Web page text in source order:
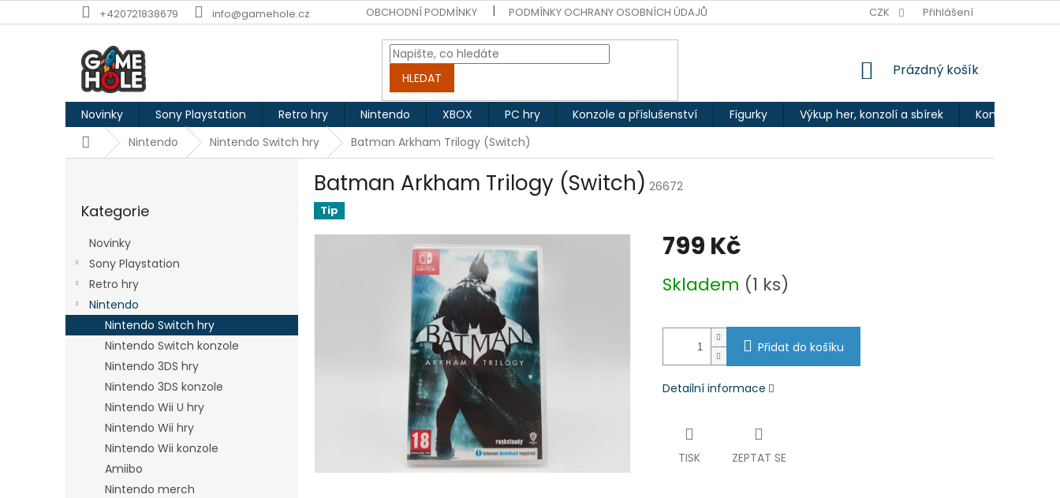
na
+420721838679 info@gamehole.cz OBCHODNÍ PODMÍNKY PODMÍNKY OCHRANY OSOBNÍCH ÚDAJŮ CZK Přihlášení
HLEDAT
NÁKUPNÍ
Prázdný košík
Novinky Sony Playstation Retro hry Nintendo XBOX PC hry Konzole a příslušenství Figurky Výkup her, konzolí a sbírek Kontakty
DomůNintendo Nintendo Switch hry Batman Arkham Trilogy (Switch)
a
kategorie
Kategorie
Novinky
Sony Playstation
Retro hry
Nintendo
Nintendo Switch hry
Nintendo Switch konzole
Nintendo 3DS hry
Nintendo 3DS konzole
Nintendo Wii U hry
Nintendo Wii hry
Nintendo Wii konzole
Amiibo
Nintendo merch
Batman Arkham Trilogy (Switch) 26672
Tip
799 Kč
cena:
Skladem (1 ks)
Přidat do košíku
Detailní informace
TISK ZEPTAT SE